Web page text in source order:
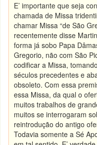
E’ importante que seja
chamada de Missa
chamar Missa “de São
recentemente disse
forma já sobo Papa
Gregorio, não com São
codificar a Missa,
séculos precedentes e
obsoleto. Com essa
essa Missa, da qual o
muitos trabalhos de
muitos se interrogaram
reintrodução do antigo
Todavia somente a Sé